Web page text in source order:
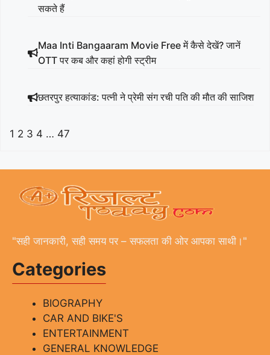
सकते हैं
Maa Inti Bangaaram Movie Free में कैसे देखें? जानें
OTT पर कब और कहां होगी स्ट्रीम
छतरपुर हत्याकांड: पत्नी ने प्रेमी संग रची पति की मौत की साजिश
1 2 3 4 … 47
"सही जानकारी, सही समय पर – सफलता की ओर आपका साथी।"
Categories
BIOGRAPHY
CAR AND BIKE'S
ENTERTAINMENT
GENERAL KNOWLEDGE